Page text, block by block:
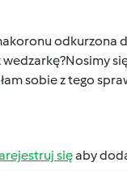
odkurzona
sobie z tego
sięaby